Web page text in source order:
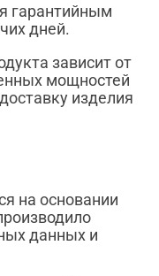
гарантийным
дней.
зависит от
мощностей
изделия
на основании
данных и